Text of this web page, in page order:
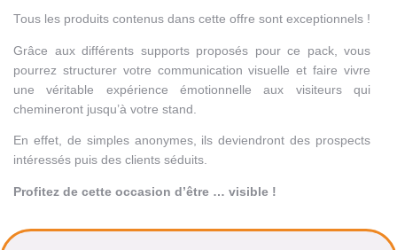
Tous les produits contenus dans cette offre sont exceptionnels !
Grâce aux différents supports proposés pour ce pack, vous
pourrez structurer votre communication visuelle et faire vivre
une véritable expérience émotionnelle aux visiteurs qui
chemineront jusqu’à votre stand.
En effet, de simples anonymes, ils deviendront des prospects
intéressés puis des clients séduits.
Profitez de cette occasion d’être … visible !